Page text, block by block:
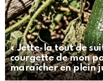
« Jette-la tout de
courgette de mon
maraîcher en plein